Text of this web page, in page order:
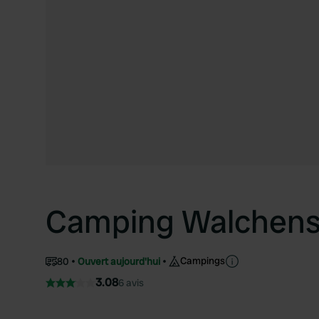
Camping
80 Ouvert aujourd'hui Campings
3.086 avis